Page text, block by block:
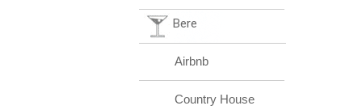
Bere
Airbnb
Country House